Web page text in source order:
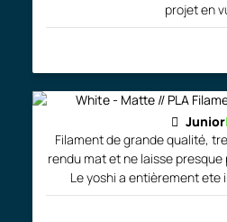
projet en
Junior
Filament de grande qualité, tres constant , j'adore le
rendu mat et ne laisse
Le yoshi a entièrement ete